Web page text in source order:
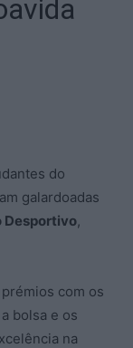
do
galardoadas
Desportivo,
com os
bolsa e os
na